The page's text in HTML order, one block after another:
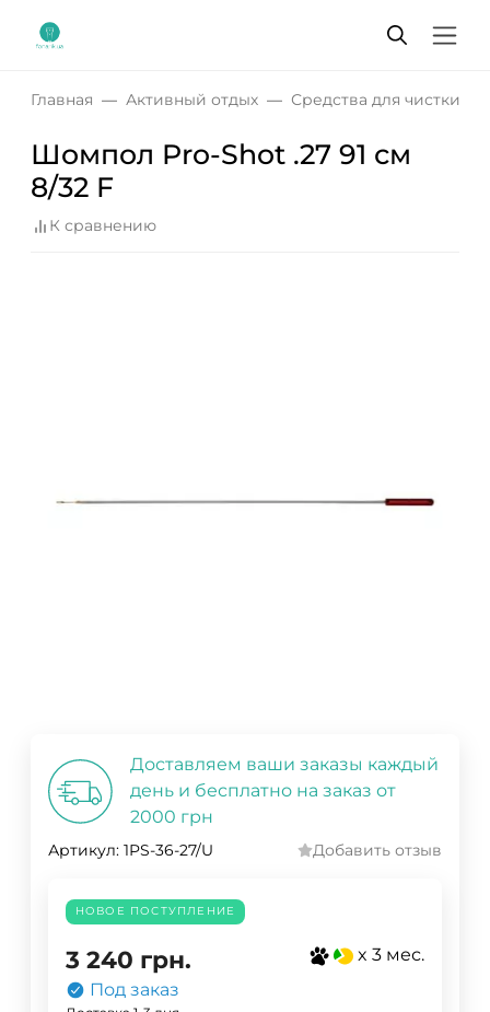
Главная Активный отдых Средства для чистки
Шомпол Pro-Shot .27 91 см
8/32 F
К сравнению
Доставляем ваши заказы каждый
день и бесплатно на заказ от
2000 грн
Артикул: 1PS-36-27/U Добавить отзыв
НОВОЕ ПОСТУПЛЕНИЕ
3 240 грн.
x 3 мес.
Под заказ